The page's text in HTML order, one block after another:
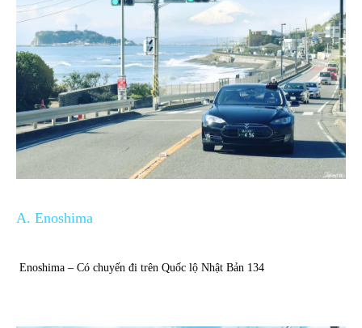
A. Enoshima
Enoshima – Có chuyến đi trên Quốc lộ Nhật Bản 134